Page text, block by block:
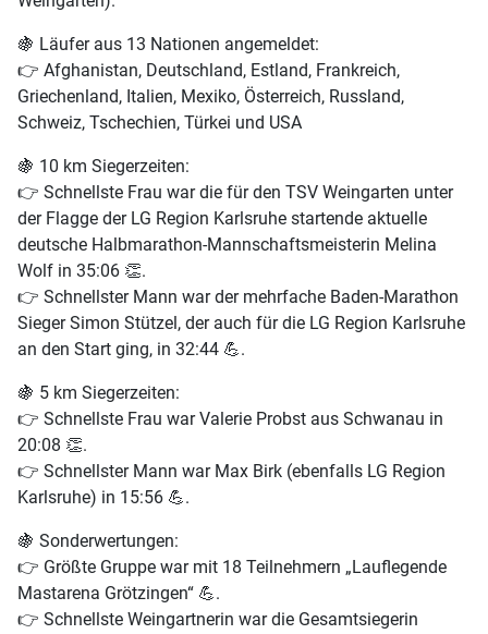
🍇 Läufer aus 13 Nationen angemeldet:
👉 Afghanistan, Deutschland, Estland, Frankreich,
Griechenland, Italien, Mexiko, Österreich, Russland,
Schweiz, Tschechien, Türkei und USA
🍇 10 km Siegerzeiten:
👉 Schnellste Frau war die für den TSV Weingarten unter
der Flagge der LG Region Karlsruhe startende aktuelle
deutsche Halbmarathon-Mannschaftsmeisterin Melina
Wolf in 35:06 👏.
👉 Schnellster Mann war der mehrfache Baden-Marathon
Sieger Simon Stützel, der auch für die LG Region Karlsruhe
an den Start ging, in 32:44 💪.
🍇 5 km Siegerzeiten:
👉 Schnellste Frau war Valerie Probst aus Schwanau in
20:08 👏.
👉 Schnellster Mann war Max Birk (ebenfalls LG Region
Karlsruhe) in 15:56 💪.
🍇 Sonderwertungen:
👉 Größte Gruppe war mit 18 Teilnehmern „Lauflegende
Mastarena Grötzingen“ 💪.
👉 Schnellste Weingartnerin war die Gesamtsiegerin